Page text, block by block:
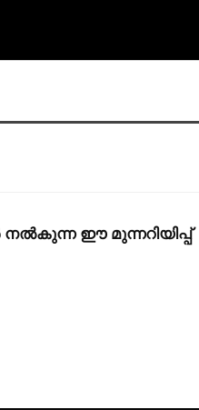
ഈ മുന്നറിയിപ്പ്